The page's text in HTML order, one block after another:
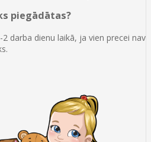
piegādātas?
darba dienu laikā, ja vien precei nav